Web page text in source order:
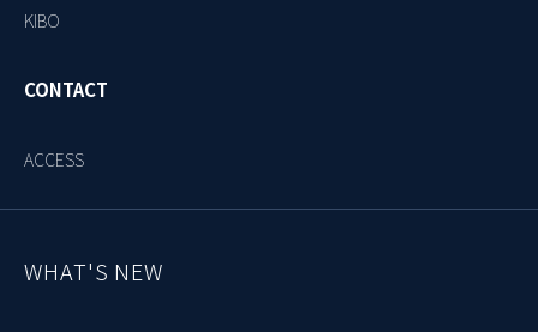
KIBO
CONTACT
ACCESS
WHAT'S NEW